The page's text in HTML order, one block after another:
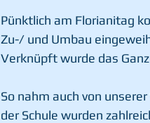
Pünktlich am Florianitag
Zu-/ und Umbau
Verknüpft wurde das
So nahm auch von
der Schule wurden